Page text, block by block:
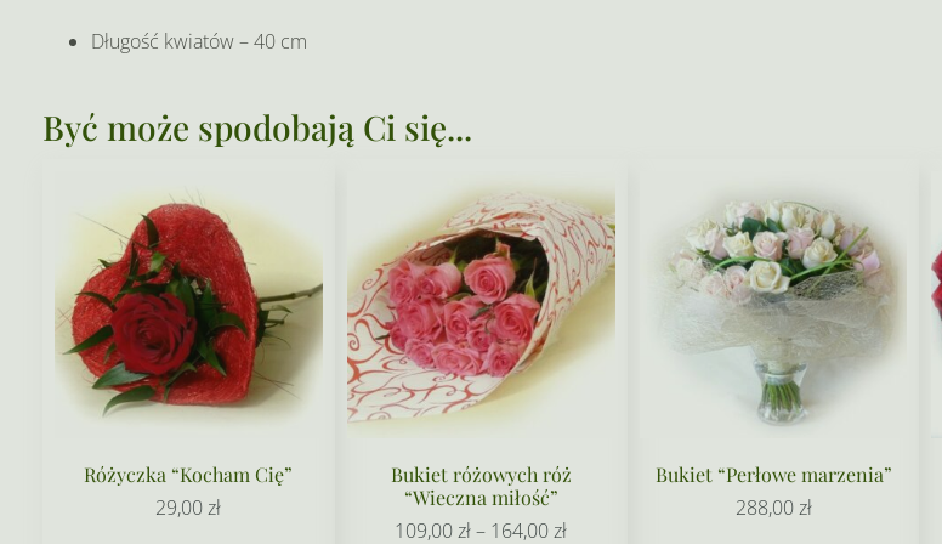
Długość kwiatów – 40 cm
Być może spodobają Ci się...
Różyczka “Kocham Cię”
29,00zł
Bukiet różowych róż
“Wieczna miłość”
109,00zł– 164,00złZakres
Bukiet “Perłowe marzenia”
288,00zł